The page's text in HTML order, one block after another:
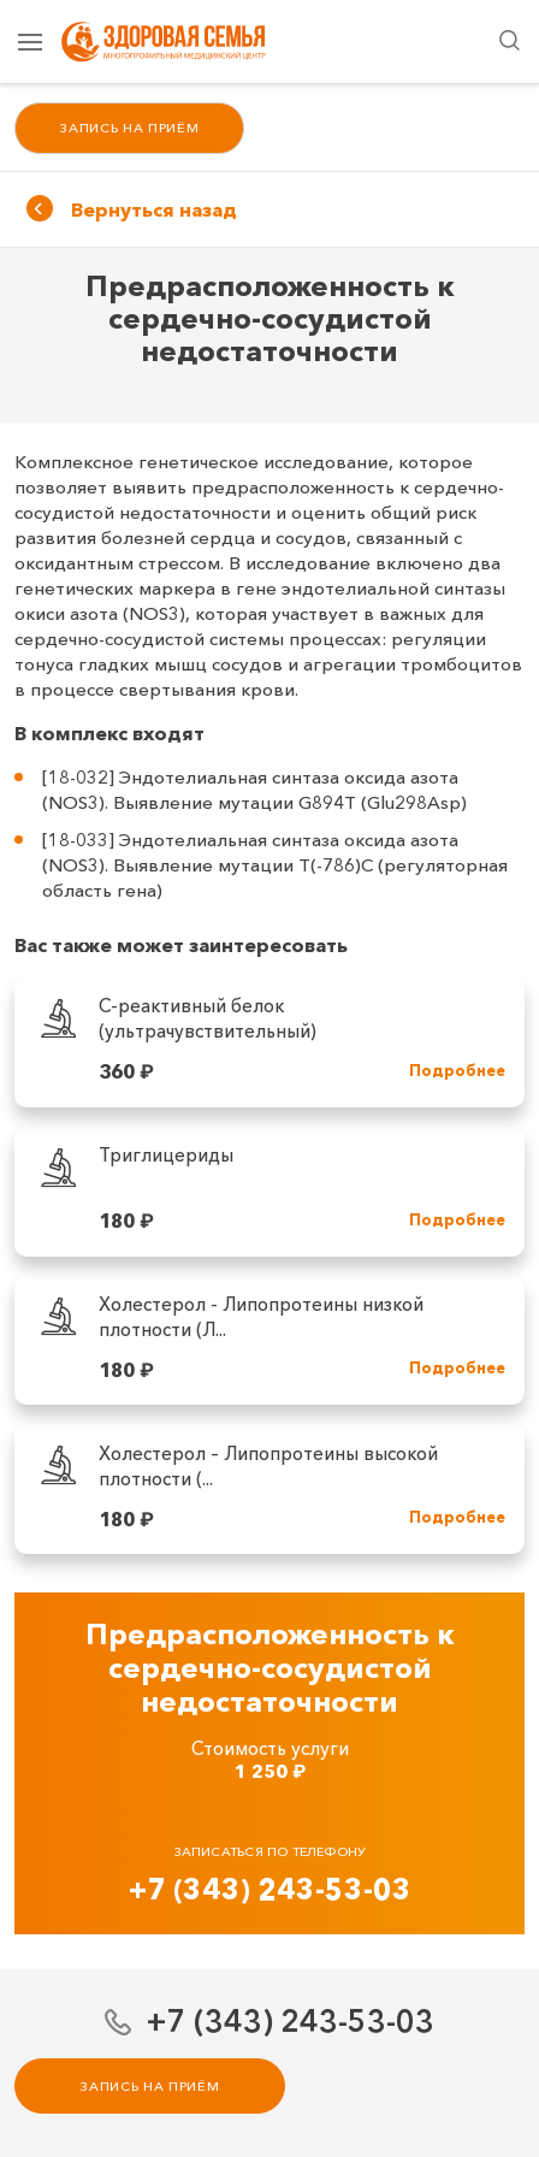
ЗАПИСЬ НА ПРИЁМ
Вернуться назад
Предрасположенность к
сердечно‑сосудистой
недостаточности
Комплексное генетическое исследование, которое
позволяет выявить предрасположенность к сердечно-
сосудистой недостаточности и оценить общий риск
развития болезней сердца и сосудов, связанный с
оксидантным стрессом. В исследование включено два
генетических маркера в гене эндотелиальной синтазы
окиси азота (NOS3), которая участвует в важных для
сердечно-сосудистой системы процессах: регуляции
тонуса гладких мышц сосудов и агрегации тромбоцитов
в процессе свертывания крови.
В комплекс входят
[18-032] Эндотелиальная синтаза оксида азота
(NOS3). Выявление мутации G894T (Glu298Asp)
[18-033] Эндотелиальная синтаза оксида азота
(NOS3). Выявление мутации T(-786)C (регуляторная
область гена)
Вас также может заинтересовать
С-реактивный белок
(ультрачувствительный)
360₽ Подробнее
Триглицериды
180₽ Подробнее
Холестерол - Липопротеины низкой
плотности (Л...
180₽ Подробнее
Холестерол – Липопротеины высокой
плотности (...
180₽ Подробнее
Предрасположенность к
сердечно‑сосудистой
недостаточности
Стоимость услуги
1 250₽
ЗАПИСАТЬСЯ ПО ТЕЛЕФОНУ
+7 (343) 243-53-03
+7 (343) 243-53-03
ЗАПИСЬ НА ПРИЁМ